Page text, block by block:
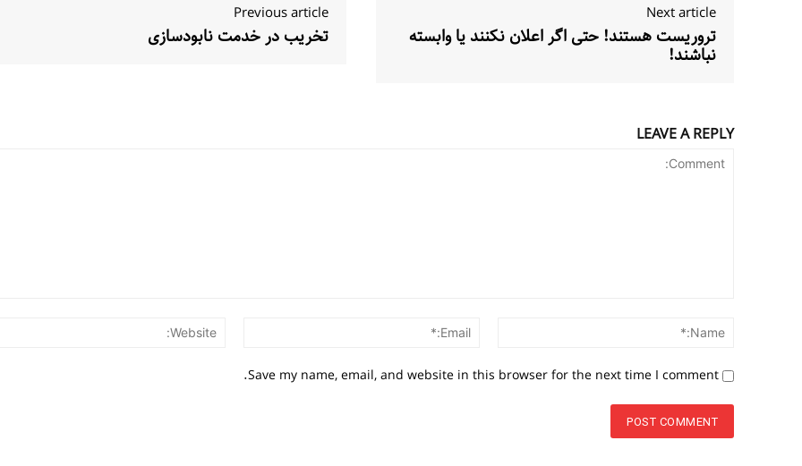
Previous article
تخریب در خدمت نابودسازی
Next article
تروریست هستند! حتی اگر اعلان نکنند یا وابسته
نباشند!
LEAVE A REPLY
Name:*
Save my name, email, and website in this browser for the next time I comment.